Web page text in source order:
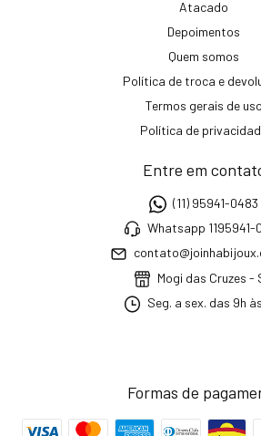
Atacado
Depoimentos
Quem somos
Política de troca e
Termos gerais de uso
Política de
Entre em
(11) 95941-0483
Whatsapp 1195941-
Mogi das Cruzes -
Seg. a sex. das 9h
Formas de